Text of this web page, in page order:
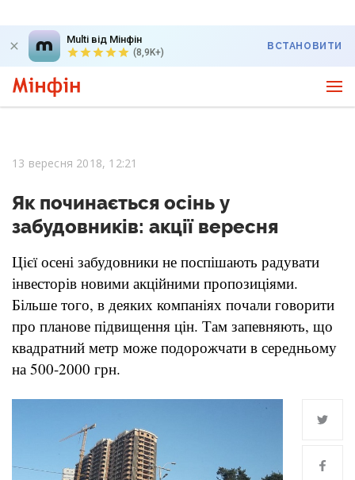
Multi від Мінфін
(8,9K+)
ВСТАНОВИТИ
13 вересня 2018, 12:21
Як починається осінь у
забудовників: акції вересня
Цієї осені забудовники не поспішають радувати
інвесторів новими акційними пропозиціями.
Більше того, в деяких компаніях почали говорити
про планове підвищення цін. Там запевняють, що
квадратний метр може подорожчати в середньому
на 500-2000 грн.